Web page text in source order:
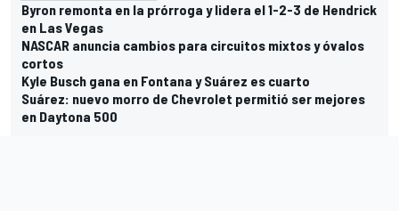
Byron remonta en la prórroga y lidera el 1-2-3 de Hendrick
en Las Vegas
NASCAR anuncia cambios para circuitos mixtos y óvalos
cortos
Kyle Busch gana en Fontana y Suárez es cuarto
Suárez: nuevo morro de Chevrolet permitió ser mejores
en Daytona 500